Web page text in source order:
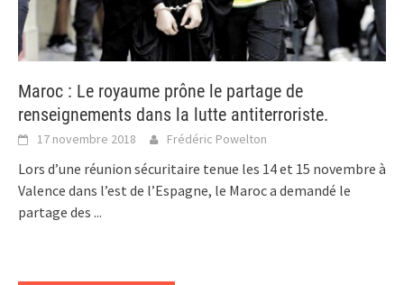
Maroc : Le royaume prône le partage de
renseignements dans la lutte antiterroriste.
17 novembre 2018 Frédéric Powelton
Lors d’une réunion sécuritaire tenue les 14 et 15 novembre à
Valence dans l’est de l’Espagne, le Maroc a demandé le
partage des ...